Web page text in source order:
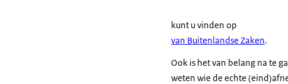
kunt u vinden op
van Buitenlandse Zaken.
Ook is het van belang na te
weten wie de echte